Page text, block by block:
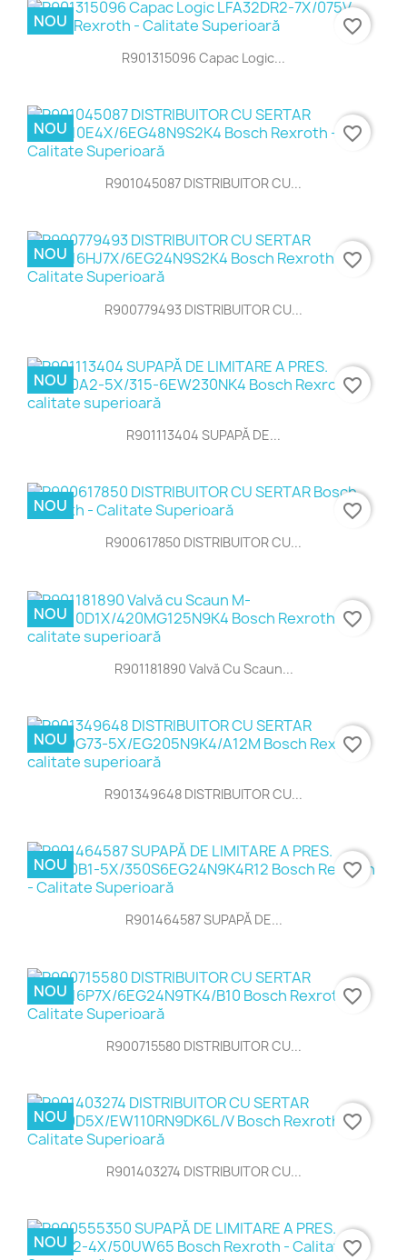
R901315096 Capac Logic...
NOU favorite_border
R901045087 DISTRIBUITOR CU...
NOU favorite_border
R900779493 DISTRIBUITOR CU...
NOU favorite_border
R901113404 SUPAPĂ DE...
NOU favorite_border
R900617850 DISTRIBUITOR CU...
NOU favorite_border
R901181890 Valvă Cu Scaun...
NOU favorite_border
R901349648 DISTRIBUITOR CU...
NOU favorite_border
R901464587 SUPAPĂ DE...
NOU favorite_border
R900715580 DISTRIBUITOR CU...
NOU favorite_border
R901403274 DISTRIBUITOR CU...
NOU favorite_border
NOU favorite_border